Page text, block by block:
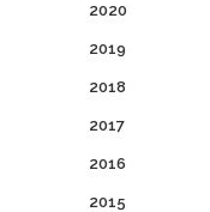
2020
2019
2018
2017
2016
2015